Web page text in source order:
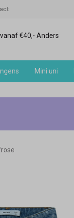
€40,- Anders
Mini uni